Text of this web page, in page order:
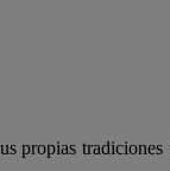
propias